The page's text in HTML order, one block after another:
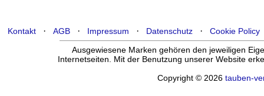
Kontakt · AGB · Impressum · Datenschutz · Cookie Policy
Ausgewiesene Marken gehören den jeweiligen
Internetseiten. Mit der Benutzung unserer Website
Copyright © 2026 tauben-